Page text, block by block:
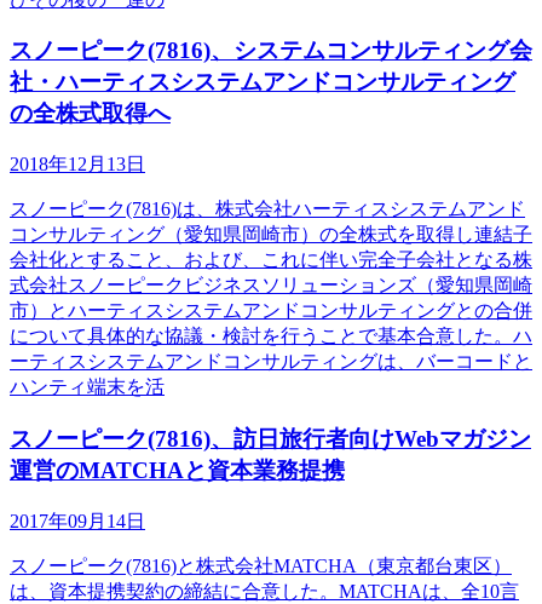
スノーピーク(7816)、システムコンサルティング会
社・ハーティスシステムアンドコンサルティング
の全株式取得へ
2018年12月13日
スノーピーク(7816)は、株式会社ハーティスシステムアンド
コンサルティング（愛知県岡崎市）の全株式を取得し連結子
会社化とすること、および、これに伴い完全子会社となる株
式会社スノーピークビジネスソリューションズ（愛知県岡崎
市）とハーティスシステムアンドコンサルティングとの合併
について具体的な協議・検討を行うことで基本合意した。ハ
ーティスシステムアンドコンサルティングは、バーコードと
ハンティ端末を活
スノーピーク(7816)、訪日旅行者向けWebマガジン
運営のMATCHAと資本業務提携
2017年09月14日
スノーピーク(7816)と株式会社MATCHA（東京都台東区）
は、資本提携契約の締結に合意した。MATCHAは、全10言